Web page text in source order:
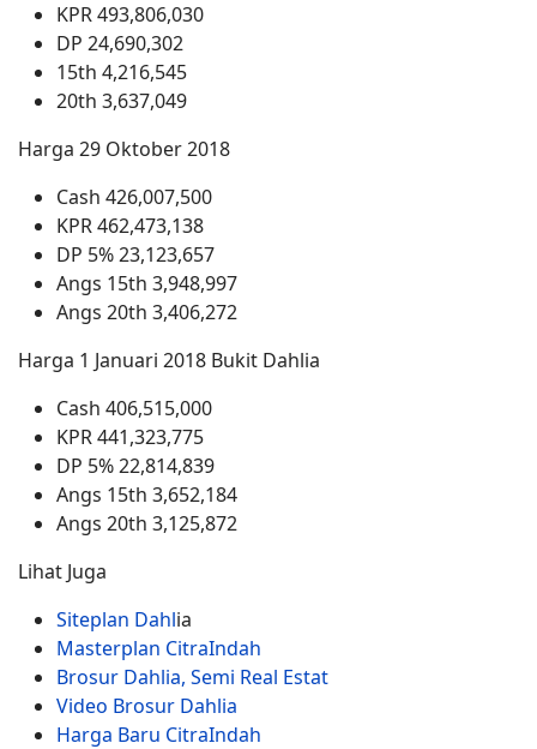
KPR 493,806,030
DP 24,690,302
15th 4,216,545
20th 3,637,049
Harga 29 Oktober 2018
Cash 426,007,500
KPR 462,473,138
DP 5% 23,123,657
Angs 15th 3,948,997
Angs 20th 3,406,272
Harga 1 Januari 2018 Bukit Dahlia
Cash 406,515,000
KPR 441,323,775
DP 5% 22,814,839
Angs 15th 3,652,184
Angs 20th 3,125,872
Lihat Juga
Siteplan Dahlia
Masterplan CitraIndah
Brosur Dahlia, Semi Real Estat
Video Brosur Dahlia
Harga Baru CitraIndah